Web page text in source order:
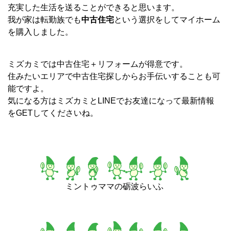
充実した生活を送ることができると思います。
我が家は転勤族でも中古住宅という選択をしてマイホーム
を購入しました。
ミズカミでは中古住宅＋リフォームが得意です。
住みたいエリアで中古住宅探しからお手伝いすることも可
能ですよ。
気になる方はミズカミとLINEでお友達になって最新情報
をGETしてくださいね。
ミントゥママの砺波らいふ